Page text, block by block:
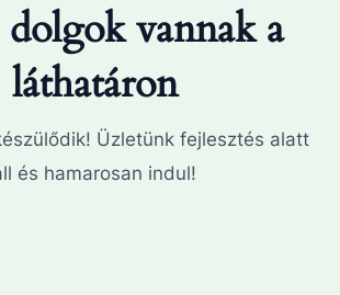
vannak a
láthatáron
Üzletünk fejlesztés alatt
és hamarosan indul!